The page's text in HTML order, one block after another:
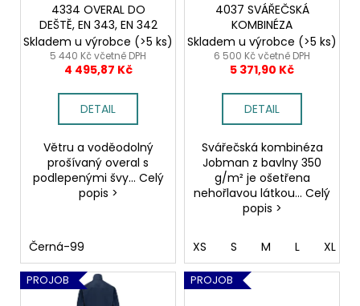
d
4334 OVERAL DO
DEŠTĚ, EN 343, EN 342
Skladem u výrobce (>5 ks)
5 440 Kč včetně DPH
4 495,87 Kč
DETAIL
Větru a voděodolný
prošívaný overal s
podlepenými švy... Celý
popis >
Černá-99
4037 SVÁŘEČSKÁ
KOMBINÉZA
Skladem u výrobce (>5 ks)
6 500 Kč včetně DPH
5 371,90 Kč
DETAIL
Svářečská kombinéza
Jobman z bavlny 350
g/m² je ošetřena
nehořlavou látkou... Celý
popis >
XS S M L XL
PROJOB PROJOB
SOFTSHELLOVÁ
BUNDA
561,16